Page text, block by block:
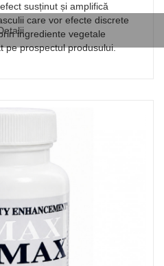
susținut și amplifică
care vor efecte discrete
ingrediente vegetale
pe prospectul produsului.